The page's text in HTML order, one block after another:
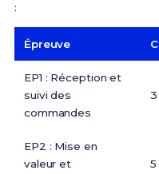
:
Épreuve
EP1 : Réception et
suivi des
commandes
3
EP2 : Mise en
valeur et
5